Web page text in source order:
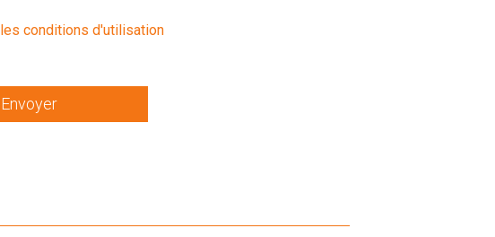
les conditions d'utilisation
Envoyer